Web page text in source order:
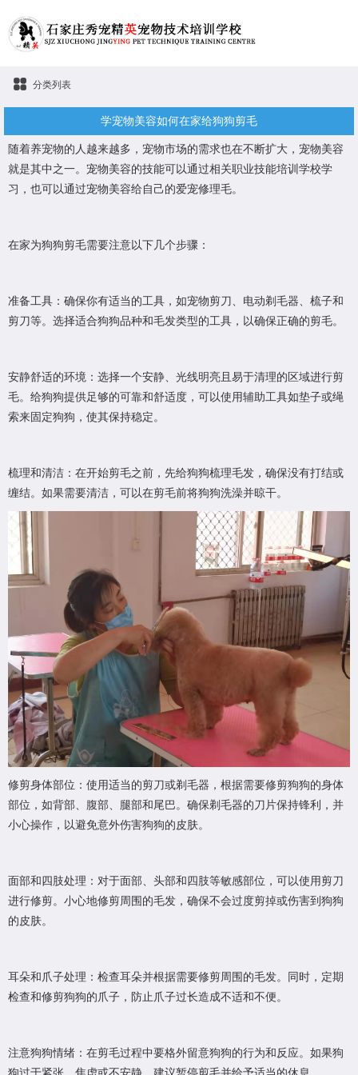
分类列表
学宠物美容如何在家给狗狗剪毛
随着养宠物的人越来越多，宠物市场的需求也在不断扩大，宠物美容
就是其中之一。宠物美容的技能可以通过相关职业技能培训学校学
习，也可以通过宠物美容给自己的爱宠修理毛。
在家为狗狗剪毛需要注意以下几个步骤：
准备工具：确保你有适当的工具，如宠物剪刀、电动剃毛器、梳子和
剪刀等。选择适合狗狗品种和毛发类型的工具，以确保正确的剪毛。
安静舒适的环境：选择一个安静、光线明亮且易于清理的区域进行剪
毛。给狗狗提供足够的可靠和舒适度，可以使用辅助工具如垫子或绳
索来固定狗狗，使其保持稳定。
梳理和清洁：在开始剪毛之前，先给狗狗梳理毛发，确保没有打结或
缠结。如果需要清洁，可以在剪毛前将狗狗洗澡并晾干。
修剪身体部位：使用适当的剪刀或剃毛器，根据需要修剪狗狗的身体
部位，如背部、腹部、腿部和尾巴。确保剃毛器的刀片保持锋利，并
小心操作，以避免意外伤害狗狗的皮肤。
面部和四肢处理：对于面部、头部和四肢等敏感部位，可以使用剪刀
进行修剪。小心地修剪周围的毛发，确保不会过度剪掉或伤害到狗狗
的皮肤。
耳朵和爪子处理：检查耳朵并根据需要修剪周围的毛发。同时，定期
检查和修剪狗狗的爪子，防止爪子过长造成不适和不便。
注意狗狗情绪：在剪毛过程中要格外留意狗狗的行为和反应。如果狗